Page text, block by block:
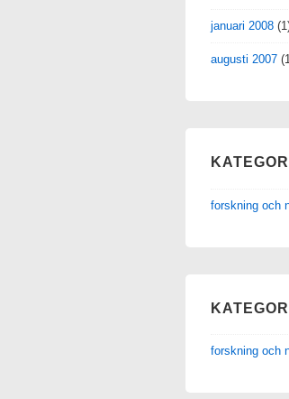
januari 2008
augusti 2007
forskning och
forskning och